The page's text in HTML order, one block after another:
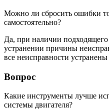
Можно ли сбросить ошибки
самостоятельно?
Да, при наличии подходящего
устранении причины
все неисправности
Вопрос
Какие инструменты лучше
системы двигателя?